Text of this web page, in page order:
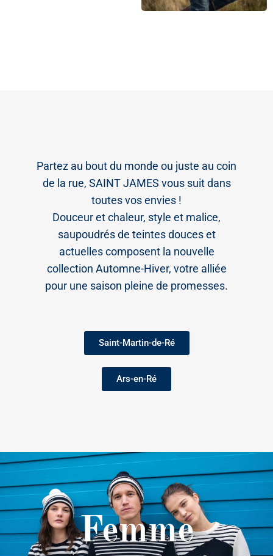
Partez au bout du monde ou juste au coin
de la rue, SAINT JAMES vous suit dans
toutes vos envies !
Douceur et chaleur, style et malice,
saupoudrés de teintes douces et
actuelles composent la nouvelle
collection Automne-Hiver, votre alliée
pour une saison pleine de promesses.
Saint-Martin-de-Ré
Ars-en-Ré
Femme